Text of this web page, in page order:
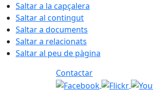
Saltar a la capçalera
Saltar al contingut
Saltar a documents
Saltar a relacionats
Saltar al peu de pàgina
Contactar